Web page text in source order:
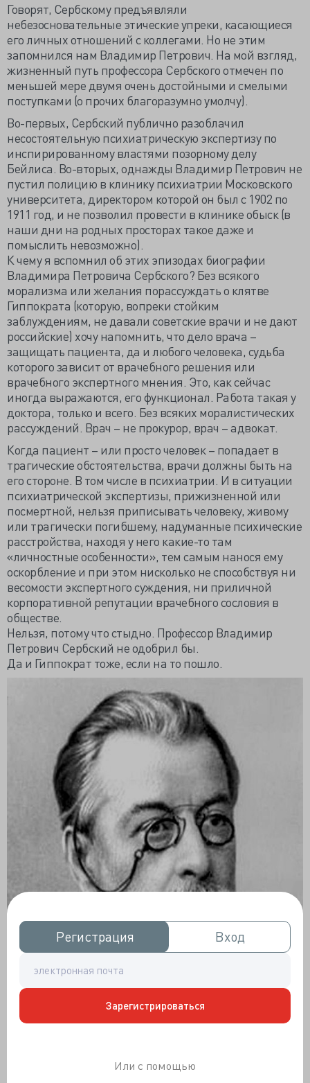
Регистрация
Регистрация Вход
Вход
Зарегистрироваться
Или с помощью
Говорят, Сербскому предъявляли
небезосновательные этические упреки, касающиеся
его личных отношений с коллегами. Но не этим
запомнился нам Владимир Петрович. На мой взгляд,
жизненный путь профессора Сербского отмечен по
меньшей мере двумя очень достойными и смелыми
поступками (о прочих благоразумно умолчу).
Во-первых, Сербский публично разоблачил
несостоятельную психиатрическую экспертизу по
инспирированному властями позорному делу
Бейлиса. Во-вторых, однажды Владимир Петрович не
пустил полицию в клинику психиатрии Московского
университета, директором которой он был с 1902 по
1911 год, и не позволил провести в клинике обыск (в
наши дни на родных просторах такое даже и
помыслить невозможно).
К чему я вспомнил об этих эпизодах биографии
Владимира Петровича Сербского? Без всякого
морализма или желания порассуждать о клятве
Гиппократа (которую, вопреки стойким
заблуждениям, не давали советские врачи и не дают
российские) хочу напомнить, что дело врача –
защищать пациента, да и любого человека, судьба
которого зависит от врачебного решения или
врачебного экспертного мнения. Это, как сейчас
иногда выражаются, его функционал. Работа такая у
доктора, только и всего. Без всяких моралистических
рассуждений. Врач – не прокурор, врач – адвокат.
Когда пациент – или просто человек – попадает в
трагические обстоятельства, врачи должны быть на
его стороне. В том числе в психиатрии. И в ситуации
психиатрической экспертизы, прижизненной или
посмертной, нельзя приписывать человеку, живому
или трагически погибшему, надуманные психические
расстройства, находя у него какие-то там
«личностные особенности», тем самым нанося ему
оскорбление и при этом нисколько не способствуя ни
весомости экспертного суждения, ни приличной
корпоративной репутации врачебного сословия в
обществе.
Нельзя, потому что стыдно. Профессор Владимир
Петрович Сербский не одобрил бы.
Да и Гиппократ тоже, если на то пошло.